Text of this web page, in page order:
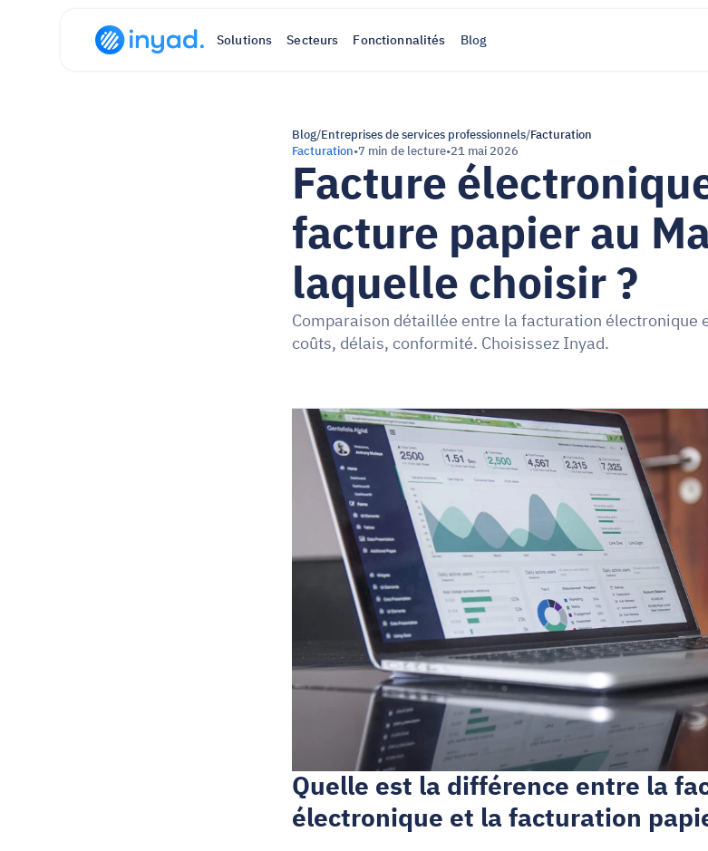
Blog/Entreprises de services professionnels/Facturation
Facturation•7 min de lecture•21 mai 2026
Facture
facture papier au
laquelle choisir ?
Comparaison détaillée entre la facturation électronique
coûts, délais, conformité. Choisissez Inyad.
Quelle est la différence entre la
électronique et la facturation
Solutions Secteurs Fonctionnalités Blog